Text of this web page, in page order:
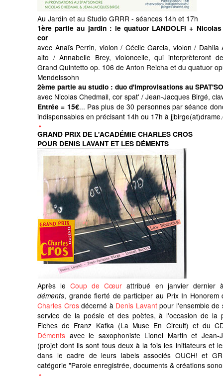
Au Jardin et au Studio GRRR - séances 14h et 17h
1ère partie au jardin: le quatuor LANDOLFI + Nicolas
cor
avec Anaïs Perrin, violon / Cécile Garcia, violon / Dahlia
alto / Annabelle Brey, violoncelle, qui interprèteront
Grand Quintetto op. 106 de Anton Reicha et du quatuor
Mendelssohn
2ème partie au studio : duo d'improvisations au
avec Nicolas Chedmail, cor spat' / Jean-Jacques Birgé,
Entrée = 15€... Pas plus de 30 personnes par séance
indispensables en précisant 14h ou 17h à
GRAND PRIX DE L'ACADÉMIE CHARLES CROS
POUR DENIS LAVANT ET LES DÉMENTS
Après leCoup de Cœur attribué en janvier dernier
déments, grande fierté de participer au Prix In Honorem
Charles Crosdécerné à Denis Lavantpour l'ensemble de
service de la poésie et des poètes, à l'occasion de la
Fiches de Franz Kafka (La Muse En Circuit) et du
Déments avec le saxophoniste Lionel Martin et Jean-
(projet dont ils sont tous deux à la fois les initiateurs et
dans le cadre de leurs labels associés OUCH! et
catégorie "Parole enregistrée, documents & créations